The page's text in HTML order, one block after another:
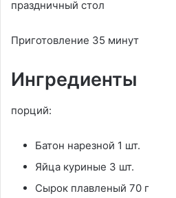
Приготовление 35 минут
Ингредиенты
порций:
Батон нарезной 1 шт.
Яйца куриные 3 шт.
Сырок плавленый 70 г